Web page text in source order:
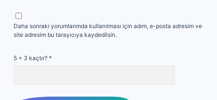
Daha sonraki yorumlarımda kullanılması için adım, e-posta adresim ve
site adresim bu tarayıcıya kaydedilsin.
5 + 3 kaçtır? *